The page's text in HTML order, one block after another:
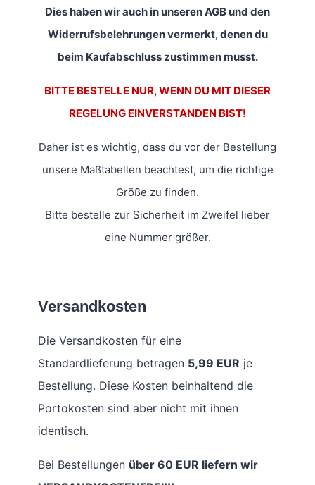
Dies haben wir auch in unseren AGB und den
Widerrufsbelehrungen vermerkt, denen du
beim Kaufabschluss zustimmen musst.
BITTE BESTELLE NUR, WENN DU MIT DIESER
REGELUNG EINVERSTANDEN BIST!
Daher ist es wichtig, dass du vor der Bestellung
unsere Maßtabellen beachtest, um die richtige
Größe zu finden.
Bitte bestelle zur Sicherheit im Zweifel lieber
eine Nummer größer.
Versandkosten
Die Versandkosten für eine
Standardlieferung betragen 5,99 EUR je
Bestellung. Diese Kosten beinhaltend die
Portokosten sind aber nicht mit ihnen
identisch.
Bei Bestellungen über 60 EUR liefern wir